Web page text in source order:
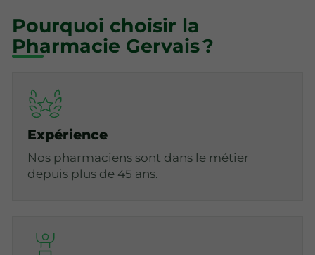
Pourquoi choisir la
Pharmacie Gervais ?
Expérience
Nos pharmaciens sont dans le métier
depuis plus de 45 ans.